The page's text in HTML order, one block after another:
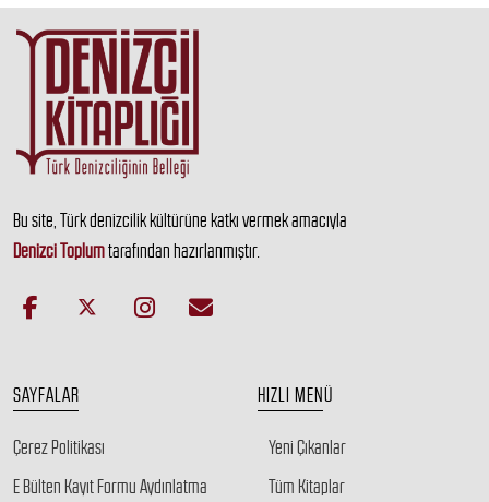
Bu site, Türk denizcilik kültürüne katkı vermek amacıyla
Denizci Toplumtarafından hazırlanmıştır.
SAYFALAR
Çerez Politikası
E Bülten Kayıt Formu Aydınlatma
HIZLI MENÜ
Yeni Çıkanlar
Tüm Kitaplar